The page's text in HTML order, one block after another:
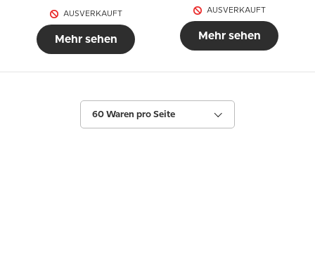
AUSVERKAUFT
Mehr sehen
AUSVERKAUFT
Mehr sehen
60 Waren pro Seite